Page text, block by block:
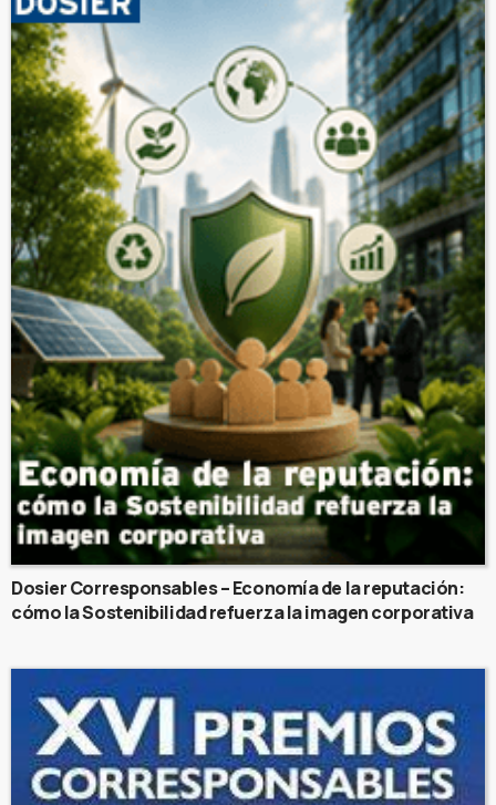
Dosier Corresponsables – Economía de la reputación:
cómo la Sostenibilidad refuerza la imagen corporativa